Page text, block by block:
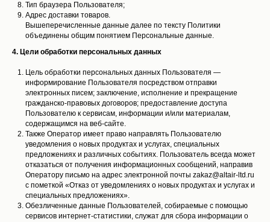
Тип браузера Пользователя;
Адрес доставки товаров.
Вышеперечисленные данные далее по тексту Политики
объединены общим понятием Персональные данные.
4. Цели обработки персональных данных
Цель обработки персональных данных Пользователя —
информирование Пользователя посредством отправки
электронных писем; заключение, исполнение и прекращение
гражданско-правовых договоров; предоставление доступа
Пользователю к сервисам, информации и/или материалам,
содержащимся на веб-сайте.
Также Оператор имеет право направлять Пользователю
уведомления о новых продуктах и услугах, специальных
предложениях и различных событиях. Пользователь всегда может
отказаться от получения информационных сообщений, направив
Оператору письмо на адрес электронной почты zakaz@altair-ltd.ru
с пометкой «Отказ от уведомлениях о новых продуктах и услугах и
специальных предложениях».
Обезличенные данные Пользователей, собираемые с помощью
сервисов интернет-статистики, служат для сбора информации о